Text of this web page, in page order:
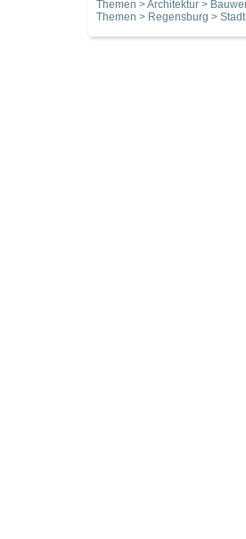
Themen > Architektur >
Themen > Regensburg > Stadt